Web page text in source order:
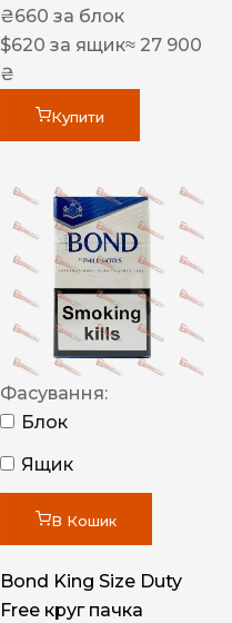
₴660 за блок
$620 за ящик≈ 27 900
₴
Купити
Фасування:
Блок
Ящик
В Кошик
Bond King Size Duty
Free круг пачка